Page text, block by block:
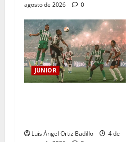
agosto de 2026
0
JUNIOR
Luis Ángel Ortiz Badillo
4 de